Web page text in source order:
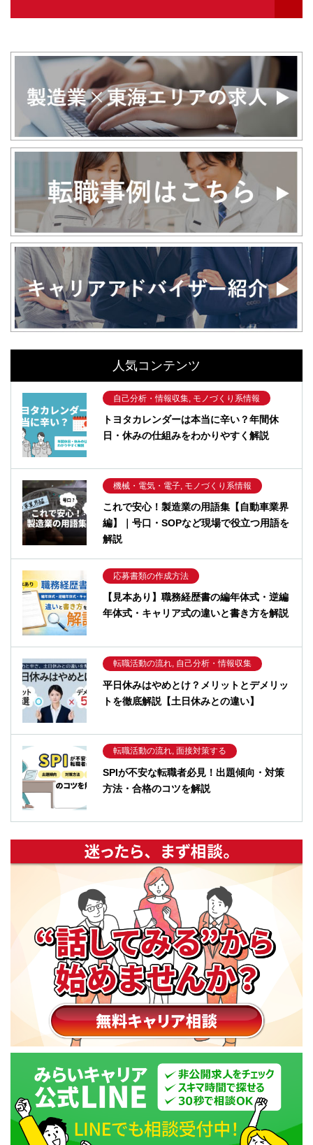
人気コンテンツ
自己分析・情報収集, モノづくり系情報
トヨタカレンダーは本当に辛い？年間休
日・休みの仕組みをわかりやすく解説
機械・電気・電子, モノづくり系情報
これで安心！製造業の用語集【自動車業界
編】｜号口・SOPなど現場で役立つ用語を
解説
応募書類の作成方法
【見本あり】職務経歴書の編年体式・逆編
年体式・キャリア式の違いと書き方を解説
転職活動の流れ, 自己分析・情報収集
平日休みはやめとけ？メリットとデメリッ
トを徹底解説【土日休みとの違い】
転職活動の流れ, 面接対策する
SPIが不安な転職者必見！出題傾向・対策
方法・合格のコツを解説